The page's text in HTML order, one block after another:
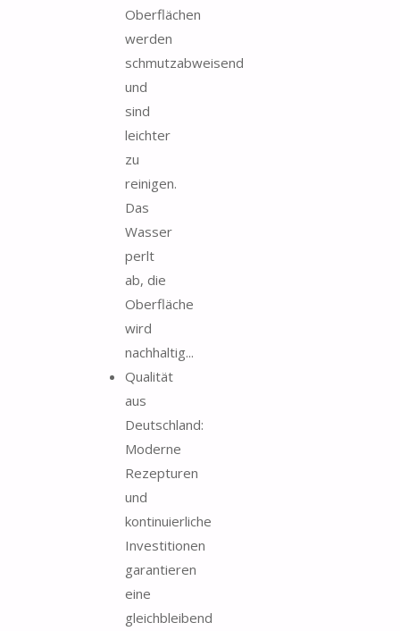
Oberflächen
werden
schmutzabweisend
und
sind
leichter
zu
reinigen.
Das
Wasser
perlt
ab, die
Oberfläche
wird
nachhaltig...
Qualität
aus
Deutschland:
Moderne
Rezepturen
und
kontinuierliche
Investitionen
garantieren
eine
gleichbleibend